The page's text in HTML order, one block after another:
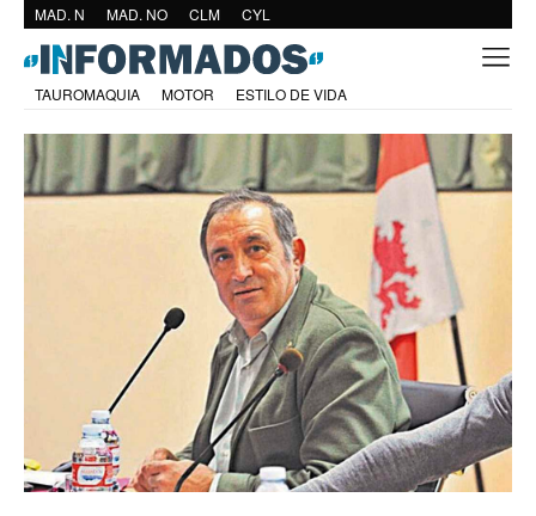
MAD. N MAD. NO CLM CYL
TAUROMAQUIA MOTOR ESTILO DE VIDA